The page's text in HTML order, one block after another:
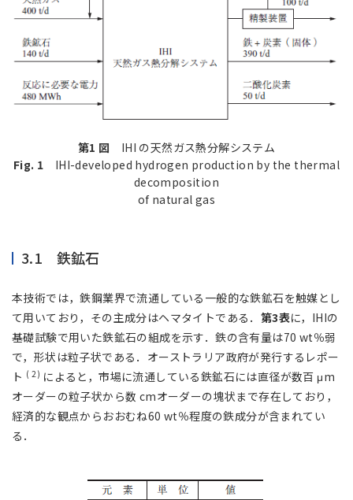
第1 図 IHI の天然ガス熱分解システム
Fig. 1 IHI-developed hydrogen production by the thermal
decomposition
of natural gas
3.1 鉄鉱石
本技術では，鉄鋼業界で流通している一般的な鉄鉱石を触媒とし
て用いており，その主成分はヘマタイトである． 第3表に，IHIの
基礎試験で用いた鉄鉱石の組成を示す．鉄の含有量は70 wt％弱
で，形状は粒子状である．オーストラリア政府が発行するレポー
ト ( 2 ) によると，市場に流通している鉄鉱石には直径が数百 μm
オーダーの粒子状から数 cmオーダーの塊状まで存在しており，
経済的な観点からおおむね60 wt％程度の鉄成分が含まれてい
る．